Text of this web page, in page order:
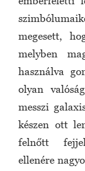
megesett,
melyben
használva
olyan
messzi
készen ott
felnőtt
ellenére